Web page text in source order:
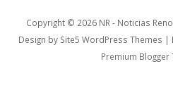
Copyright © 2026 NR - Noticias
Design by Site5 WordPress Themes |
Premium Blogger